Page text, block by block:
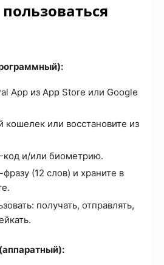
App из App Store или Google
кошелек или восстановите из
код и/или биометрию.
(12 слов) и храните в
получать, отправлять,